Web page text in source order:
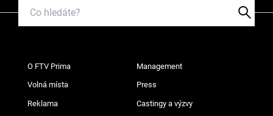
O FTV Prima Management
Volná místa Press
Reklama Castingy a výzvy